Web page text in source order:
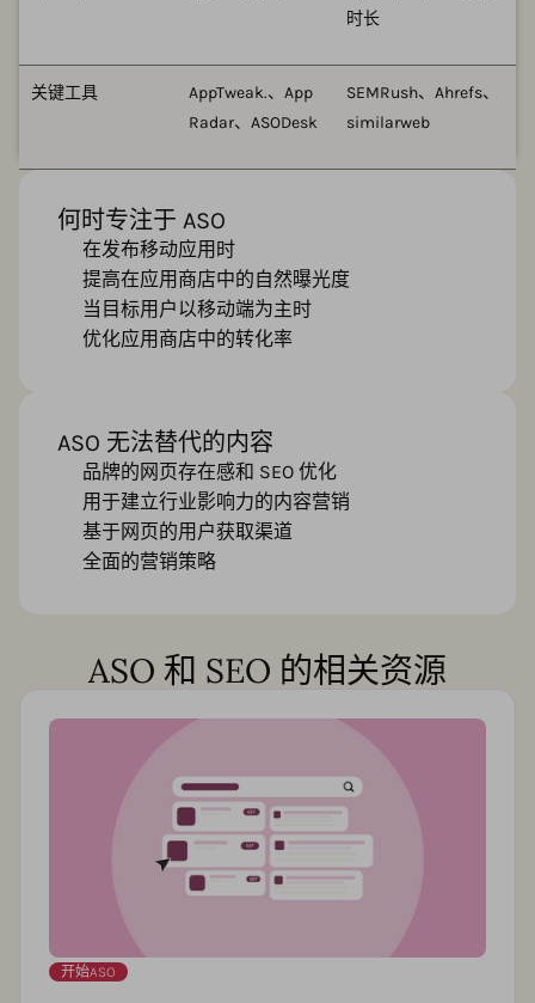
时长
关键工具
AppTweak.、App
Radar、ASODesk
SEMRush、Ahrefs、
similarweb
何时专注于 ASO
在发布移动应用时
提高在应用商店中的自然曝光度
当目标用户以移动端为主时
优化应用商店中的转化率
ASO 无法替代的内容
品牌的网页存在感和 SEO 优化
用于建立行业影响力的内容营销
基于网页的用户获取渠道
全面的营销策略
ASO 和 SEO 的相关资源
开始ASO